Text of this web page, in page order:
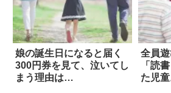
娘の誕生日になると届く
300円券を見て、泣いてし
まう理由は…
全員
「読
た児